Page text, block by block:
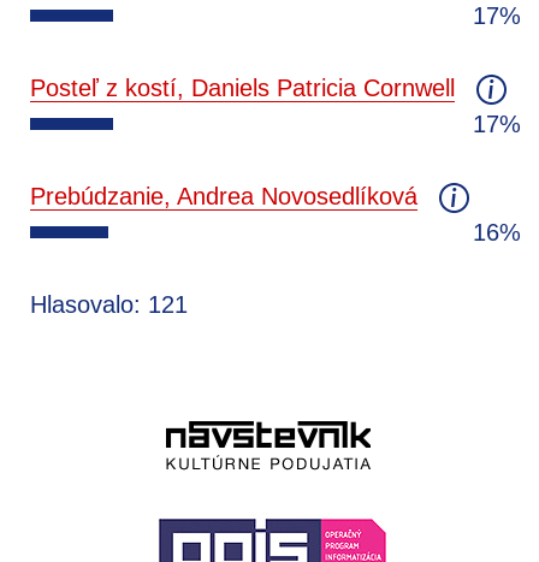
17%
Posteľ z kostí, Daniels Patricia Cornwell
17%
Prebúdzanie, Andrea Novosedlíková
16%
Hlasovalo: 121